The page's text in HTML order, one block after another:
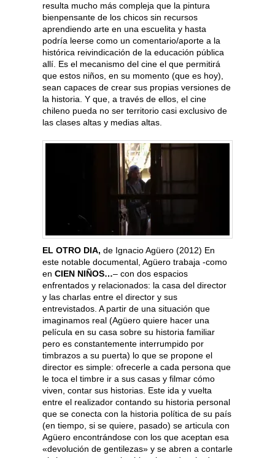
resulta mucho más compleja que la pintura
bienpensante de los chicos sin recursos
aprendiendo arte en una escuelita y hasta
podría leerse como un comentario/aporte a la
histórica reivindicación de la educación pública
allí. Es el mecanismo del cine el que permitirá
que estos niños, en su momento (que es hoy),
sean capaces de crear sus propias versiones de
la historia. Y que, a través de ellos, el cine
chileno pueda no ser territorio casi exclusivo de
las clases altas y medias altas.
EL OTRO DIA, de Ignacio Agüero (2012) En
este notable documental, Agüero trabaja -como
en CIEN NIÑOS…– con dos espacios
enfrentados y relacionados: la casa del director
y las charlas entre el director y sus
entrevistados. A partir de una situación que
imaginamos real (Agüero quiere hacer una
película en su casa sobre su historia familiar
pero es constantemente interrumpido por
timbrazos a su puerta) lo que se propone el
director es simple: ofrecerle a cada persona que
le toca el timbre ir a sus casas y filmar cómo
viven, contar sus historias. Este ida y vuelta
entre el realizador contando su historia personal
que se conecta con la historia política de su país
(en tiempo, si se quiere, pasado) se articula con
Agüero encontrándose con los que aceptan esa
«devolución de gentilezas» y se abren a contarle